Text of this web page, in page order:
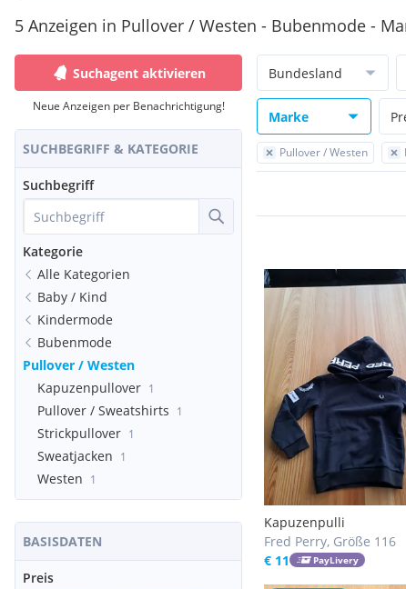
5 Anzeigen in Pullover / Westen - Bubenmode -
Suchagent aktivieren
Neue Anzeigen per Benachrichtigung!
SUCHBEGRIFF & KATEGORIE
Suchbegriff
Kategorie
Alle Kategorien
Baby / Kind
Kindermode
Bubenmode
Pullover / Westen
Kapuzenpullover 1
Pullover / Sweatshirts 1
Strickpullover 1
Sweatjacken 1
Westen 1
BASISDATEN
Preis
Bundesland
Marke
Pullover / Westen
Kapuzenpulli
Fred Perry, Größe 116
€ 11
PayLivery